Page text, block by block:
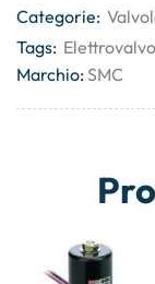
Categorie:
Tags:
Marchio:SMC